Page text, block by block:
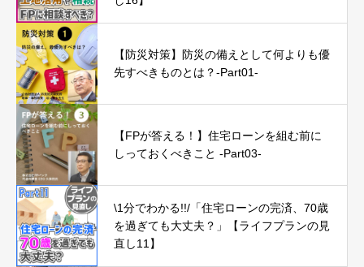
【防災対策】防災の備えとして何よりも優
先すべきものとは？-Part01-
【FPが答える！】住宅ローンを組む前に
しっておくべきこと -Part03-
\1分でわかる!!/「住宅ローンの完済、70歳
を過ぎても大丈夫？」【ライフプランの見
直し11】